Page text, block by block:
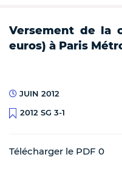
Versement de la
euros) à Paris
JUIN 2012
2012 SG 3-1
Télécharger le PDF 0